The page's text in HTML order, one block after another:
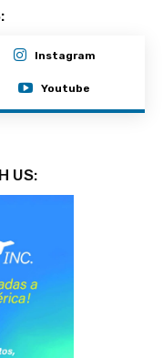
Instagram
Youtube
US: